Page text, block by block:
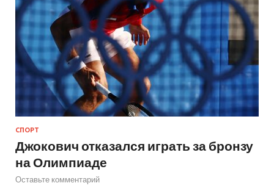
СПОРТ
Джокович отказался играть за бронзу
на Олимпиаде
Оставьте комментарий